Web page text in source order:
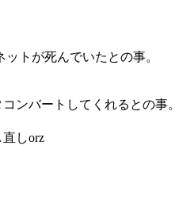
トが死んでいたとの事。
ンバートしてくれるとの事。
しorz